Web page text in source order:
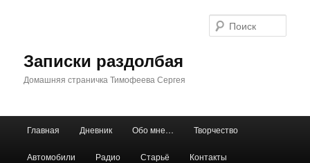
Записки раздолбая
Домашняя страничка Тимофеева Сергея
Главная Дневник Обо мне… Творчество
Автомобили Радио Старьё Контакты